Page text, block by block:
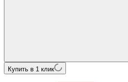
Купить в 1 клик